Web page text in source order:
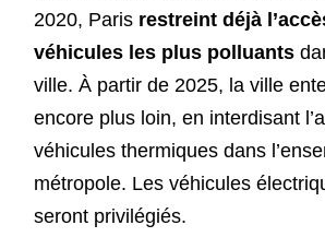
2020, Paris restreint déjà
véhicules les plus polluants
ville. À partir de 2025, la ville
encore plus loin, en interdisant
véhicules thermiques dans
métropole. Les véhicules
seront privilégiés.